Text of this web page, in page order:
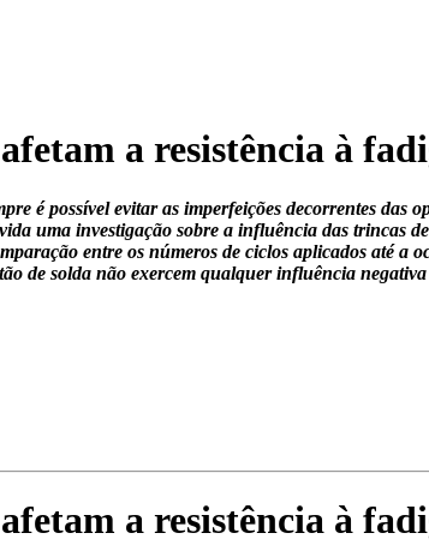
a resistência à
é possível evitar as imperfeições decorrentes das
uma investigação sobre a influência das trincas
entre os números de ciclos aplicados até
de solda não exercem qualquer influência
a resistência à